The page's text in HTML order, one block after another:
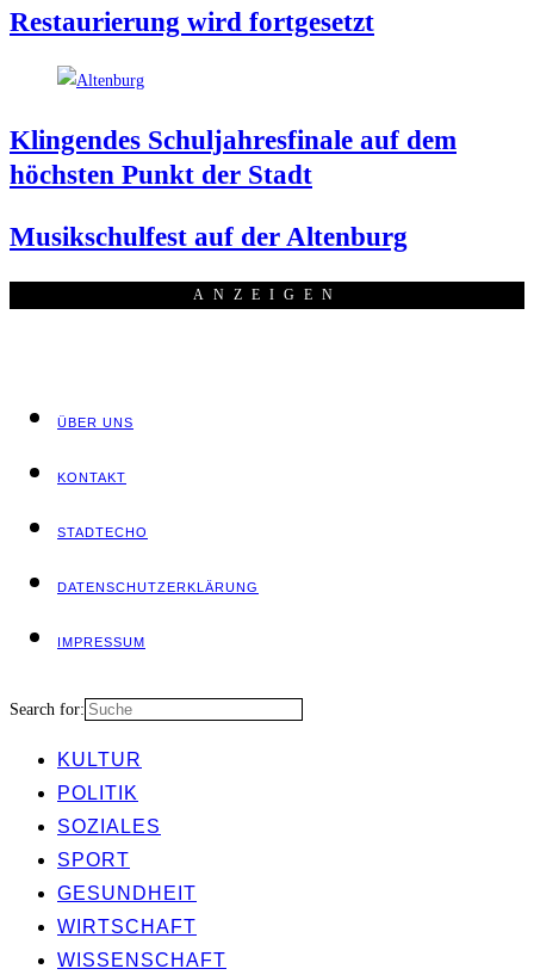
Restau­rie­rung wird fortgesetzt
Klin­gen­des Schul­jah­res­fi­na­le auf dem
höchs­ten Punkt der Stadt
Musik­schul­fest auf der Altenburg
ANZEI­GEN
ÜBER UNS
KON­TAKT
STADT­ECHO
DATEN­SCHUTZ­ER­KLÄ­RUNG
IMPRES­SUM
Search for:
KUL­TUR
POLI­TIK
SOZIA­LES
SPORT
GESUND­HEIT
WIRT­SCHAFT
WIS­SEN­SCHAFT